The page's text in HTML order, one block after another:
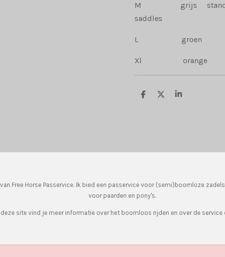
M grijs
saddles
L groen
Xl orange
D
D
S
Free Horse Passervice. Ik bied een passervice voor (semi)boomloze
voor paarden en pony's.
deze site vind je meer informatie over het boomloos rijden en over de service